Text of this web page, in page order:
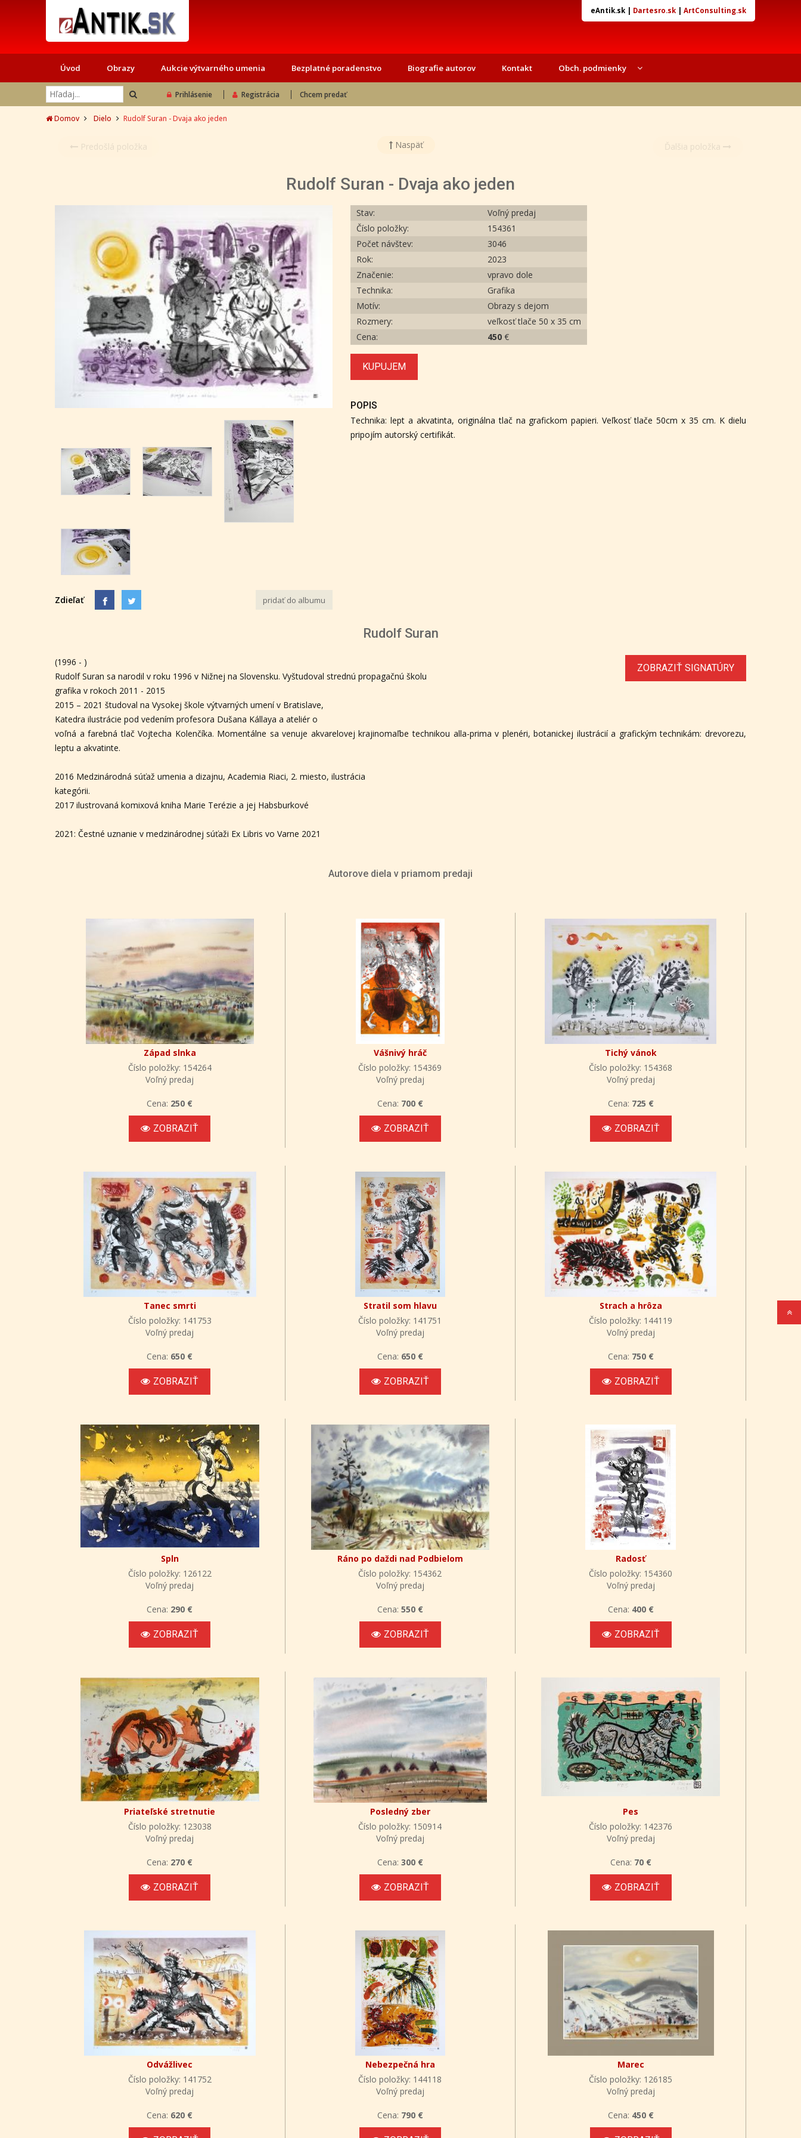
eAntik.sk| Dartesro.sk| ArtConsulting.sk
Úvod Obrazy Aukcie výtvarného umenia Bezplatné poradenstvo Biografie autorov Kontakt Obch. podmienky
Prihlásenie Registrácia Chcem predať
Domov Dielo Rudolf Suran - Dvaja ako jeden
Predošlá položka Naspäť Ďalšia položka
Rudolf Suran - Dvaja ako jeden
Zdieľať pridať do albumu
Stav:
Voľný predaj
Číslo položky:
154361
Počet návštev:
3046
Rok:
2023
Značenie:
vpravo dole
Technika:
Grafika
Motív:
Obrazy s dejom
Rozmery:
veľkosť tlače 50 x 35 cm
Cena:
450 €
KUPUJEM
POPIS
Technika: lept a akvatinta, originálna tlač na grafickom papieri. Veľkosť tlače 50cm x 35 cm. K dielu
pripojím autorský certifikát.
Rudolf Suran
ZOBRAZIŤ SIGNATÚRY
(1996 - )
Rudolf Suran sa narodil v roku 1996 v Nižnej na Slovensku. Vyštudoval strednú propagačnú školu
grafika v rokoch 2011 - 2015
2015 – 2021 študoval na Vysokej škole výtvarných umení v Bratislave,
Katedra ilustrácie pod vedením profesora Dušana Kállaya a ateliér o
voľná a farebná tlač Vojtecha Kolenčíka. Momentálne sa venuje akvarelovej krajinomaľbe technikou alla-prima v plenéri, botanickej ilustrácií a grafickým technikám: drevorezu,
leptu a akvatinte.
2016 Medzinárodná súťaž umenia a dizajnu, Academia Riaci, 2. miesto, ilustrácia
kategórii.
2017 ilustrovaná komixová kniha Marie Terézie a jej Habsburkové
2021: Čestné uznanie v medzinárodnej súťaži Ex Libris vo Varne 2021
Autorove diela v priamom predaji
Západ slnka
Číslo položky: 154264
Voľný predaj
Cena: 250 €
ZOBRAZIŤ
Vášnivý hráč
Číslo položky: 154369
Voľný predaj
Cena: 700 €
ZOBRAZIŤ
Tichý vánok
Číslo položky: 154368
Voľný predaj
Cena: 725 €
ZOBRAZIŤ
Tanec smrti
Číslo položky: 141753
Voľný predaj
Cena: 650 €
ZOBRAZIŤ
Stratil som hlavu
Číslo položky: 141751
Voľný predaj
Cena: 650 €
ZOBRAZIŤ
Strach a hrôza
Číslo položky: 144119
Voľný predaj
Cena: 750 €
ZOBRAZIŤ
Spln
Číslo položky: 126122
Voľný predaj
Cena: 290 €
ZOBRAZIŤ
Ráno po daždi nad Podbielom
Číslo položky: 154362
Voľný predaj
Cena: 550 €
ZOBRAZIŤ
Radosť
Číslo položky: 154360
Voľný predaj
Cena: 400 €
ZOBRAZIŤ
Priateľské stretnutie
Číslo položky: 123038
Voľný predaj
Cena: 270 €
ZOBRAZIŤ
Posledný zber
Číslo položky: 150914
Voľný predaj
Cena: 300 €
ZOBRAZIŤ
Pes
Číslo položky: 142376
Voľný predaj
Cena: 70 €
ZOBRAZIŤ
Odvážlivec
Číslo položky: 141752
Voľný predaj
Cena: 620 €
Nebezpečná hra
Číslo položky: 144118
Voľný predaj
Cena: 790 €
Marec
Číslo položky: 126185
Voľný predaj
Cena: 450 €